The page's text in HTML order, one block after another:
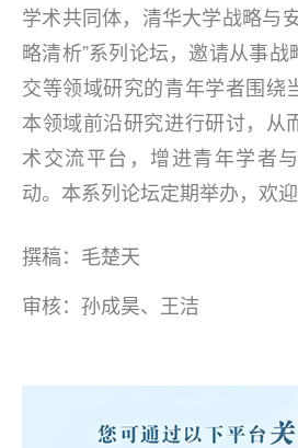
学术共同体，清华大学战略与
略清析”系列论坛，邀请从事
交等领域研究的青年学者围绕
本领域前沿研究进行研讨，从
术交流平台，增进青年学者
动。本系列论坛定期举办，欢迎
撰稿：毛楚天
审核：孙成昊、王洁